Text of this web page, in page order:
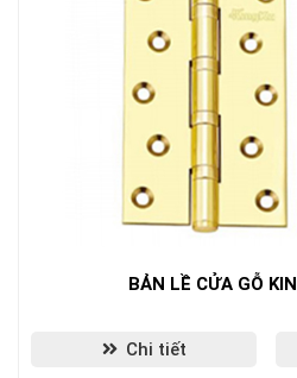
BẢN LỀ CỬA GỖ
Chi tiết